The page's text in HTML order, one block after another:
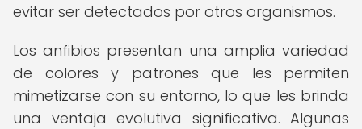
evitar ser detectados por otros organismos.
Los anfibios presentan una amplia variedad
de colores y patrones que les permiten
mimetizarse con su entorno, lo que les brinda
una ventaja evolutiva significativa. Algunas